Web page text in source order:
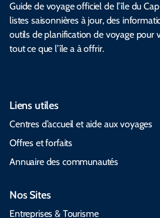
Guide de voyage officiel de l’île du
listes saisonnières à jour, des
outils de planification de voyage pour
tout ce que l’île a à offrir.
Liens utiles
Centres d’accueil et aide aux voyages
Offres et forfaits
Annuaire des communautés
Nos Sites
Entreprises & Tourisme